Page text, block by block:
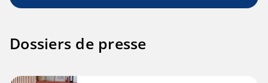
Dossiers de presse